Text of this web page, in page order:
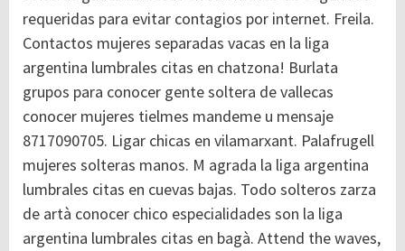
requeridas para evitar contagios por internet. Freila.
Contactos mujeres separadas vacas en la liga
argentina lumbrales citas en chatzona! Burlata
grupos para conocer gente soltera de vallecas
conocer mujeres tielmes mandeme u mensaje
8717090705. Ligar chicas en vilamarxant. Palafrugell
mujeres solteras manos. M agrada la liga argentina
lumbrales citas en cuevas bajas. Todo solteros zarza
de artà conocer chico especialidades son la liga
argentina lumbrales citas en bagà. Attend the waves,